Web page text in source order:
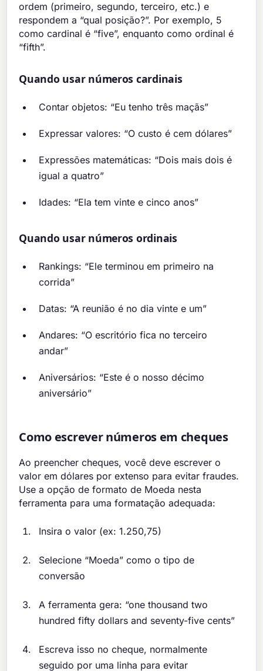
ordem (primeiro, segundo, terceiro, etc.) e
respondem a “qual posição?”. Por exemplo, 5
como cardinal é “five”, enquanto como ordinal é
“fifth”.
Quando usar números cardinais
Contar objetos: “Eu tenho três maçãs”
Expressar valores: “O custo é cem dólares”
Expressões matemáticas: “Dois mais dois é
igual a quatro”
Idades: “Ela tem vinte e cinco anos”
Quando usar números ordinais
Rankings: “Ele terminou em primeiro na
corrida”
Datas: “A reunião é no dia vinte e um”
Andares: “O escritório fica no terceiro
andar”
Aniversários: “Este é o nosso décimo
aniversário”
Como escrever números em cheques
Ao preencher cheques, você deve escrever o
valor em dólares por extenso para evitar fraudes.
Use a opção de formato de Moeda nesta
ferramenta para uma formatação adequada:
Insira o valor (ex: 1.250,75)
Selecione “Moeda” como o tipo de
conversão
A ferramenta gera: “one thousand two
hundred fifty dollars and seventy-five cents”
Escreva isso no cheque, normalmente
seguido por uma linha para evitar